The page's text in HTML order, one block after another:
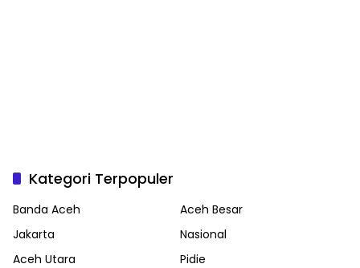
Kategori Terpopuler
Banda Aceh
Aceh Besar
Jakarta
Nasional
Aceh Utara
Pidie